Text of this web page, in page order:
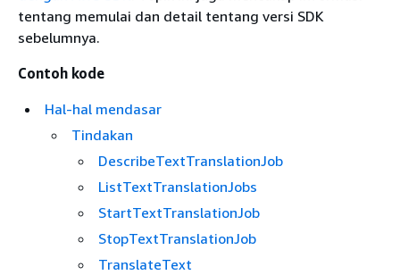
tentang memulai dan detail tentang versi SDK
sebelumnya.
Contoh kode
Hal-hal mendasar
Tindakan
DescribeTextTranslationJob
ListTextTranslationJobs
StartTextTranslationJob
StopTextTranslationJob
TranslateText